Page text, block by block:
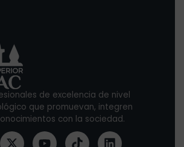
de excelencia de nivel
que promuevan, integren
con la sociedad.